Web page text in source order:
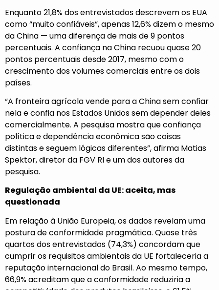
Enquanto 21,8% dos entrevistados descrevem os EUA
como “muito confiáveis”, apenas 12,6% dizem o mesmo
da China — uma diferença de mais de 9 pontos
percentuais. A confiança na China recuou quase 20
pontos percentuais desde 2017, mesmo com o
crescimento dos volumes comerciais entre os dois
países.
“A fronteira agrícola vende para a China sem confiar
nela e confia nos Estados Unidos sem depender deles
comercialmente. A pesquisa mostra que confiança
política e dependência econômica são coisas
distintas e seguem lógicas diferentes”, afirma Matias
Spektor, diretor da FGV RI e um dos autores da
pesquisa.
Regulação ambiental da UE: aceita, mas
questionada
Em relação à União Europeia, os dados revelam uma
postura de conformidade pragmática. Quase três
quartos dos entrevistados (74,3%) concordam que
cumprir os requisitos ambientais da UE fortaleceria a
reputação internacional do Brasil. Ao mesmo tempo,
66,9% acreditam que a conformidade reduziria a